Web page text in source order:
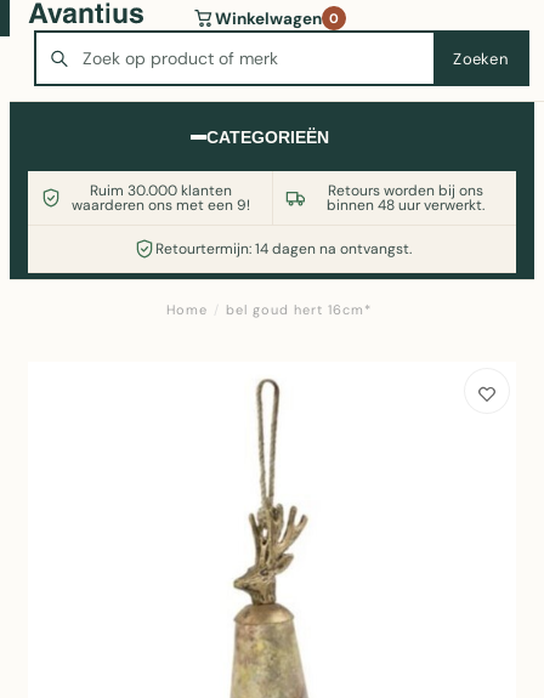
Zoeken
Winkelwagen 0
CATEGORIEËN
Ruim 30.000 klanten
waarderen ons met een 9!
Retours worden bij ons
binnen 48 uur verwerkt.
Retourtermijn: 14 dagen na ontvangst.
Wasmachine of koelkast nodig? Vergelijk alle prijzen op
Witgoedaanbod.nl
Home / bel goud hert 16cm*